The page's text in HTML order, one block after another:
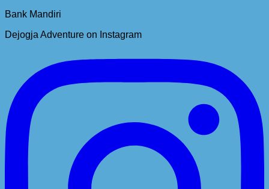
Bank Mandiri
Dejogja Adventure on Instagram